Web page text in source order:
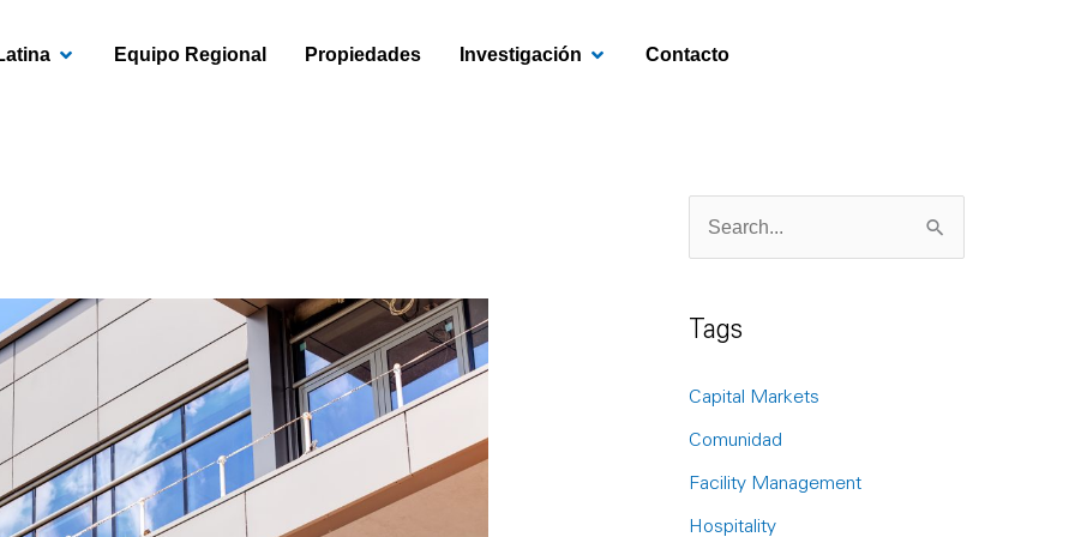
OPEN AMÉRICA LATINA
Equipo Regional Propiedades Investigación OPEN INVESTIGACIÓN
Contacto
a
c
h
Tags
Capital Markets
Comunidad
Facility Management
Hospitality